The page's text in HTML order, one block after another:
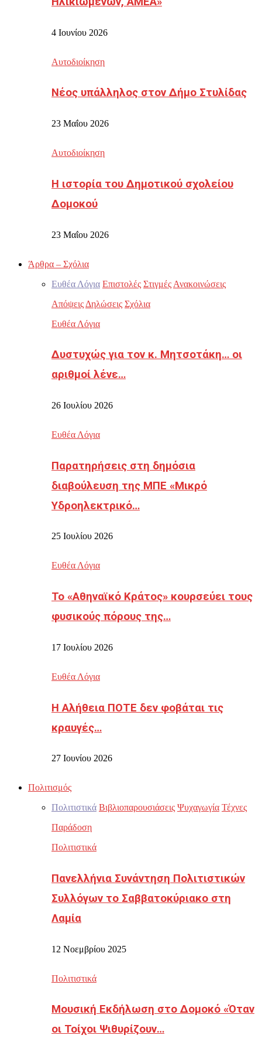
4 Ιουνίου 2026
Αυτοδιοίκηση
Νέος υπάλληλος στον Δήμο Στυλίδας
23 Μαΐου 2026
Αυτοδιοίκηση
Η ιστορία του Δημοτικού σχολείου
Δομοκού
23 Μαΐου 2026
Άρθρα – Σχόλια
Ευθέα Λόγια Επιστολές Στιγμές Ανακοινώσεις
Απόψεις Δηλώσεις Σχόλια
Ευθέα Λόγια
Δυστυχώς για τον κ. Μητσοτάκη… οι
αριθμοί λένε…
26 Ιουλίου 2026
Ευθέα Λόγια
Παρατηρήσεις στη δημόσια
διαβούλευση της ΜΠΕ «Μικρό
Υδροηλεκτρικό…
25 Ιουλίου 2026
Ευθέα Λόγια
Το «Αθηναϊκό Κράτος» κουρσεύει τους
φυσικούς πόρους της…
17 Ιουλίου 2026
Ευθέα Λόγια
Η Αλήθεια ΠΟΤΕ δεν φοβάται τις
κραυγές…
27 Ιουνίου 2026
Πολιτισμός
Πολιτιστικά Βιβλιοπαρουσιάσεις Ψυχαγωγία Τέχνες
Παράδοση
Πολιτιστικά
Πανελλήνια Συνάντηση Πολιτιστικών
Συλλόγων το Σαββατοκύριακο στη
Λαμία
12 Νοεμβρίου 2025
Πολιτιστικά
Μουσική Εκδήλωση στο Δομοκό «Όταν
οι Τοίχοι Ψιθυρίζουν…